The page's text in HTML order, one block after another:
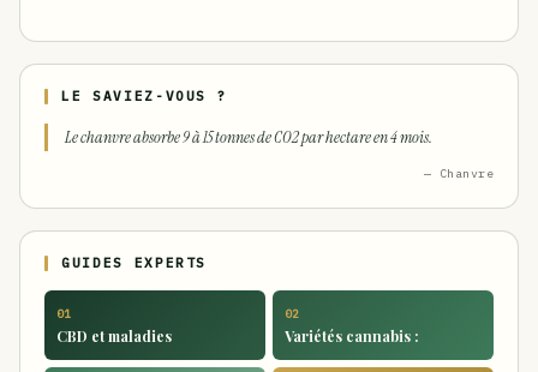
LE SAVIEZ-VOUS ?
Le chanvre absorbe 9 à 15 tonnes de CO2 par hectare en 4 mois.
— Chanvre
GUIDES EXPERTS
01
CBD et maladies
02
Variétés cannabis :